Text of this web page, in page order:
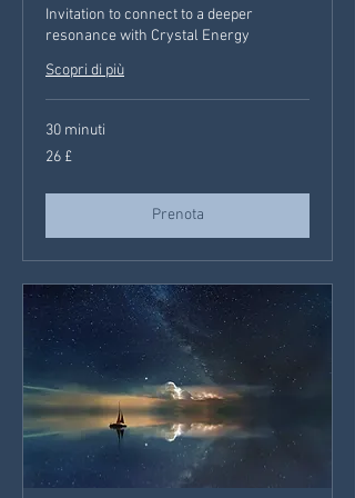
Invitation to connect to a deeper
resonance with Crystal Energy
Scopri di più
30 minuti
26
sterline
26 £
Prenota